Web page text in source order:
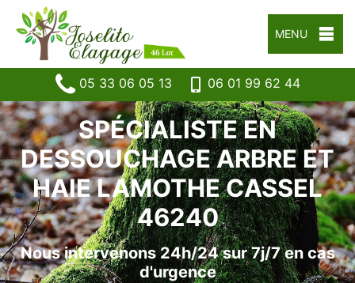
MENU
05 33 06 05 13 06 01 99 62 44
SPÉCIALISTE EN
DESSOUCHAGE ARBRE ET
HAIE LAMOTHE CASSEL
46240
Nous intervenons 24h/24 sur 7j/7 en cas
d'urgence